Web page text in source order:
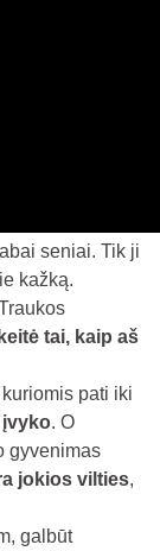
seniai. Tik ji
kažką.
tai, kaip aš
pati iki
įvyko. O
gyvenimas
jokios vilties,
galbūt